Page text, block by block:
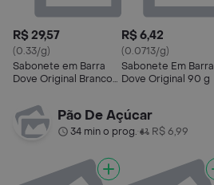
R$ 29,57
(0.33/g)
Sabonete em Barra
Dove Original Branco 6
Cada
R$ 6,42
(0.0713/g)
Sabonete Em Barra
Dove Original 90 g
Pão De Açúcar
34 min o prog.• R$ 6,99